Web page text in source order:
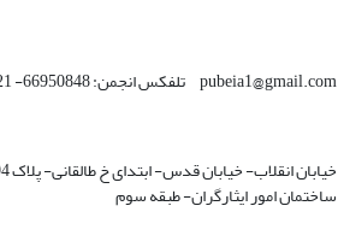
pubeia1@gmail.com تلفکس انجمن: 66950848- 021
ساختمان امور ایثارگران- طبقه سوم